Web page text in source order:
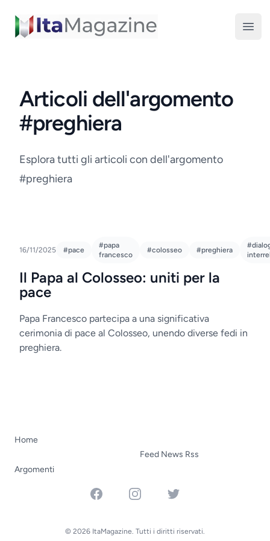
ItaMagazine
Articoli dell'argomento
#preghiera
Esplora tutti gli articoli con dell'argomento
#preghiera
16/11/2025 #pace
#papa
francesco
#colosseo #preghiera
Il Papa al Colosseo: uniti per la
pace
Papa Francesco partecipa a una significativa
cerimonia di pace al Colosseo, unendo diverse fedi in
preghiera.
Home
Argomenti
Feed News Rss
FacebookInstagramTwitter
© 2026 ItaMagazine. Tutti i diritti riservati.